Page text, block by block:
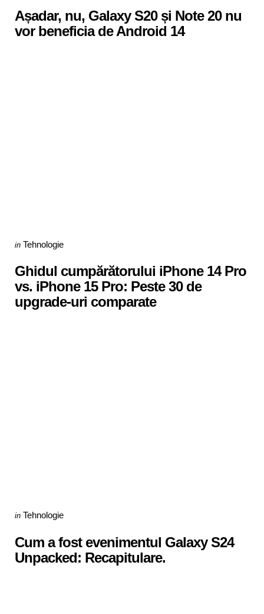
Așadar, nu, Galaxy S20 și Note 20 nu
vor beneficia de Android 14
Categories
Posted
in Tehnologie
Ghidul cumpărătorului iPhone 14 Pro
vs. iPhone 15 Pro: Peste 30 de
upgrade-uri comparate
Categories
Posted
in Tehnologie
Cum a fost evenimentul Galaxy S24
Unpacked: Recapitulare.